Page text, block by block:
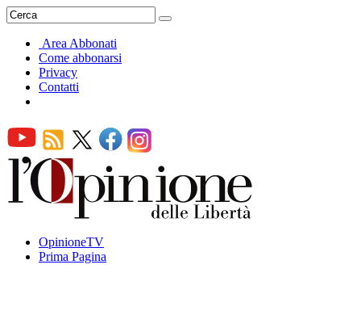
Area Abbonati
Come abbonarsi
Privacy
Contatti
OpinioneTV
Prima Pagina